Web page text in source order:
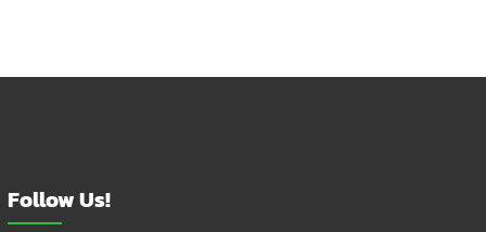
Follow Us!